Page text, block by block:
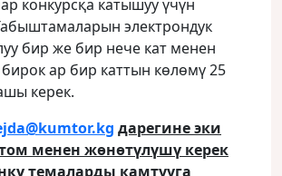
конкурсқа катышуу үчүн
электрондук
бир же бир нече кат менен
ар бир каттын көлөмү 25
керек.
@kumtor.kg дарегине эки
менен жөнөтүлүшү керек
темаларды камтууга